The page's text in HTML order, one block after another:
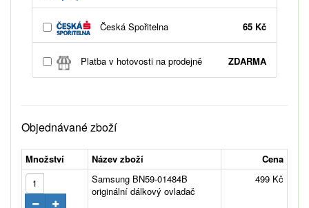
Česká Spořitelna 65 Kč
Platba v hotovosti na prodejně ZDARMA
Objednávané zboží
Množství Název zboží
Cena
Samsung BN59-01484B
originální dálkový ovladač
499 Kč